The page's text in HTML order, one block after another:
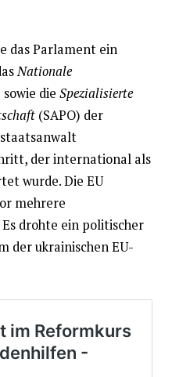
das Parlament ein
Nationale
die Spezialisierte
(SAPO) der
der international als
wurde. Die EU
mehrere
drohte ein politischer
der ukrainischen EU-